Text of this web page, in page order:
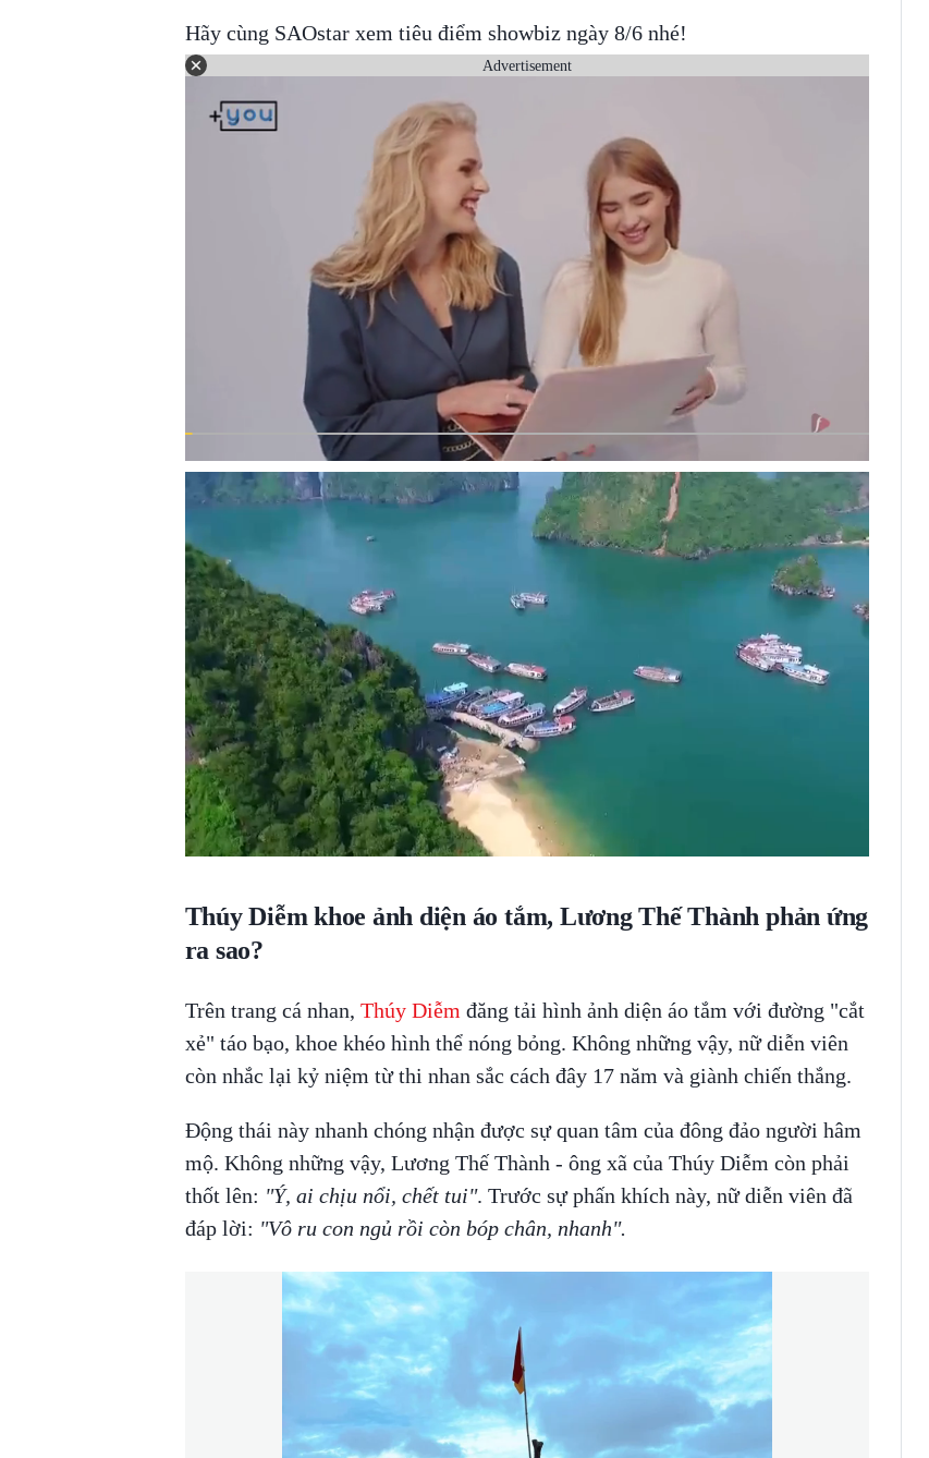
Hãy cùng SAOstar xem tiêu điểm showbiz ngày 8/6 nhé!
Advertisement
Thúy Diễm khoe ảnh diện áo tắm, Lương Thế Thành phản ứng
ra sao?
Trên trang cá nhan, Thúy Diễm đăng tải hình ảnh diện áo tắm với đường "cắt
xẻ" táo bạo, khoe khéo hình thể nóng bỏng. Không những vậy, nữ diễn viên
còn nhắc lại kỷ niệm từ thi nhan sắc cách đây 17 năm và giành chiến thắng.
Động thái này nhanh chóng nhận được sự quan tâm của đông đảo người hâm
mộ. Không những vậy, Lương Thế Thành - ông xã của Thúy Diễm còn phải
thốt lên: "Ý, ai chịu nổi, chết tui". Trước sự phấn khích này, nữ diễn viên đã
đáp lời: "Vô ru con ngủ rồi còn bóp chân, nhanh".